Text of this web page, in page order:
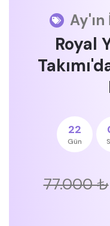
Royal
22
Gün
77.000 ₺